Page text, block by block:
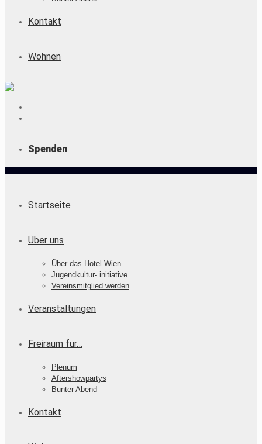
Kontakt
Wohnen
Spenden
Startseite
Über uns
Über das Hotel Wien
Jugendkultur- initiative
Vereinsmitglied werden
Veranstaltungen
Freiraum für…
Plenum
Aftershowpartys
Bunter Abend
Kontakt